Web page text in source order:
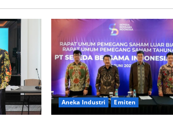
Aneka Industri Emiten